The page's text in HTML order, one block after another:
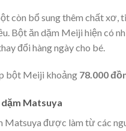
còn bổ sung thêm chất xơ,
Bột ăn dặm Meiji hiện có
đổi hàng ngày cho bé.
bột Meiji khoảng 78.000
dặm Matsuya
Matsuya được làm từ các